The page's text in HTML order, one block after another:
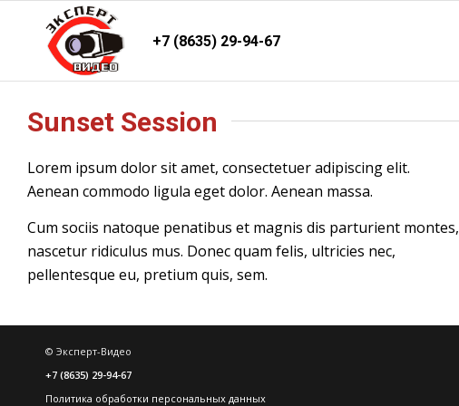
+7 (8635) 29-94-67
Sunset Session
Lorem ipsum dolor sit amet, consectetuer adipiscing elit.
Aenean commodo ligula eget dolor. Aenean massa.
Cum sociis natoque penatibus et magnis dis parturient montes,
nascetur ridiculus mus. Donec quam felis, ultricies nec,
pellentesque eu, pretium quis, sem.
© Эксперт-Видео
+7 (8635) 29-94-67
Политика обработки персональных данных